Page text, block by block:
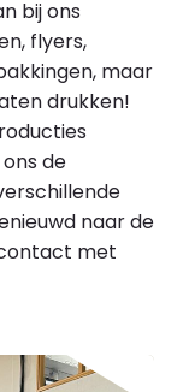
bij ons
flyers,
maar
drukken!
de
naar de
met